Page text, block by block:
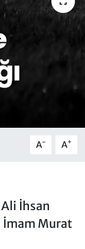
A- A+
İhsan
İmam Murat